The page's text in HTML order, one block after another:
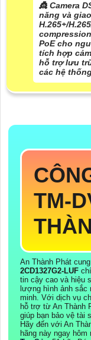
👸 Camera
năng và
H.265+/
PoE cho
tích hợp
hỗ trợ lưu
các hệ
TM-
An Thành Phát
2CD1327G2-LUF
tin cậy cao và hiệu
lượng hình ảnh sắc
minh. Với dịch vụ
hỗ trợ từ An Thành
giúp bạn bảo vệ tài
Hãy đến với An
hãng này ngay hôm